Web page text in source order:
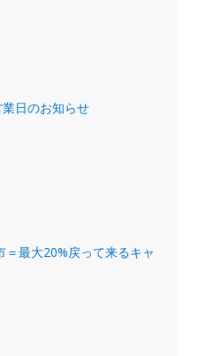
日のお知らせ
＝最大20%戻って来るキャ